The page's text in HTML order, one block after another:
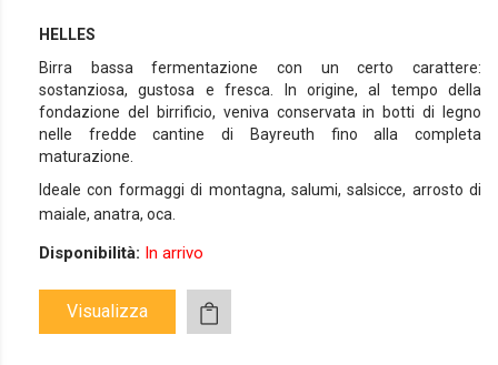
HELLES
Birra bassa fermentazione con un certo carattere:
sostanziosa, gustosa e fresca. In origine, al tempo della
fondazione del birrificio, veniva conservata in botti di legno
nelle fredde cantine di Bayreuth fino alla completa
maturazione.
Ideale con formaggi di montagna, salumi, salsicce, arrosto di
maiale, anatra, oca.
Disponibilità: In arrivo
Visualizza